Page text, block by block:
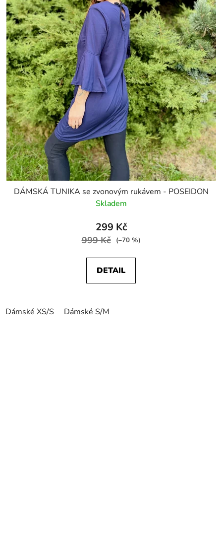
DÁMSKÁ TUNIKA se zvonovým rukávem - POSEIDON
Skladem
299 Kč
999 Kč (–70 %)
DETAIL
Dámské XS/S Dámské S/M